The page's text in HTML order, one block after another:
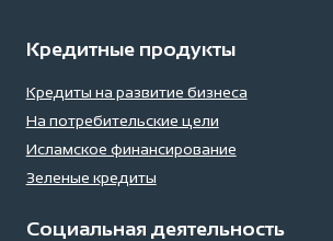
Кредитные продукты
Кредиты на развитие бизнеса
На потребительские цели
Исламское финансирование
Зеленые кредиты
Социальная деятельность